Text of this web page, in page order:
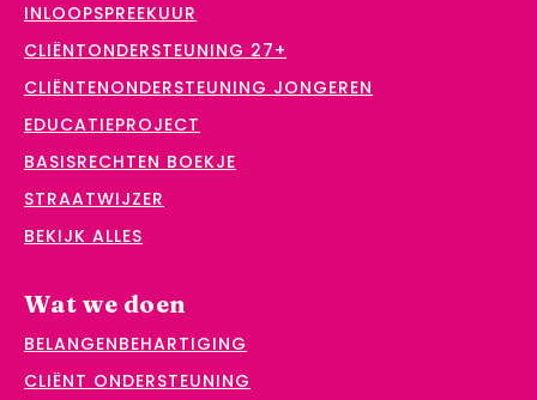
INLOOPSPREEKUUR
CLIËNTONDERSTEUNING 27+
CLIËNTENONDERSTEUNING JONGEREN
EDUCATIEPROJECT
BASISRECHTEN BOEKJE
STRAATWIJZER
BEKIJK ALLES
Wat we doen
BELANGENBEHARTIGING
CLIËNT ONDERSTEUNING